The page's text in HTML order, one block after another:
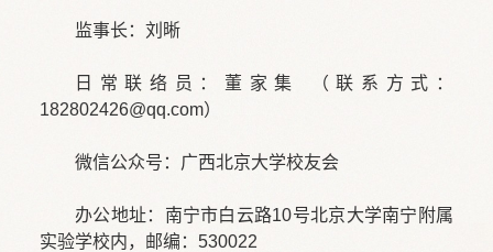
监事长：刘晰
日常联络员：董家集 （联系方式：
182802426@qq.com）
微信公众号：广西北京大学校友会
办公地址：南宁市白云路10号北京大学南宁附属
实验学校内，邮编：530022